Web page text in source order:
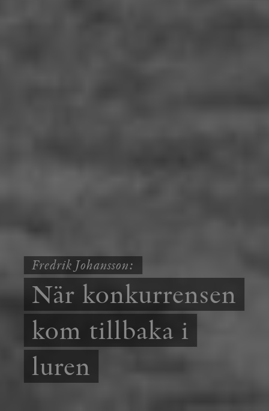
Fredrik Johansson:
När konkurrensen
kom tillbaka i
luren